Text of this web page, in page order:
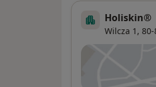
Holiskin®
Wilcza 1,